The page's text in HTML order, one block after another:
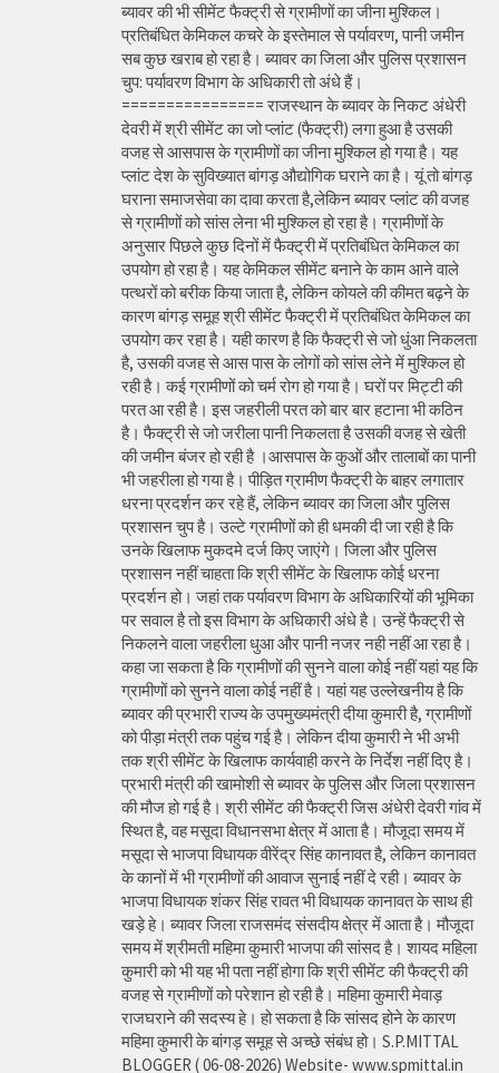
ब्यावर की भी सीमेंट फैक्ट्री से ग्रामीणों का जीना मुश्किल।
प्रतिबंधित केमिकल कचरे के इस्तेमाल से पर्यावरण, पानी जमीन
सब कुछ खराब हो रहा है। ब्यावर का जिला और पुलिस प्रशासन
चुप: पर्यावरण विभाग के अधिकारी तो अंधे हैं।
================ राजस्थान के ब्यावर के निकट अंधेरी
देवरी में श्री सीमेंट का जो प्लांट (फैक्ट्री) लगा हुआ है उसकी
वजह से आसपास के ग्रामीणों का जीना मुश्किल हो गया है। यह
प्लांट देश के सुविख्यात बांगड़ औद्योगिक घराने का है। यूं तो बांगड़
घराना समाजसेवा का दावा करता है,लेकिन ब्यावर प्लांट की वजह
से ग्रामीणों को सांस लेना भी मुश्किल हो रहा है। ग्रामीणों के
अनुसार पिछले कुछ दिनों में फैक्ट्री में प्रतिबंधित केमिकल का
उपयोग हो रहा है। यह केमिकल सीमेंट बनाने के काम आने वाले
पत्थरों को बरीक किया जाता है, लेकिन कोयले की कीमत बढ़ने के
कारण बांगड़ समूह श्री सीमेंट फैक्ट्री में प्रतिबंधित केमिकल का
उपयोग कर रहा है। यही कारण है कि फैक्ट्री से जो धुंआ निकलता
है, उसकी वजह से आस पास के लोगों को सांस लेने में मुश्किल हो
रही है। कई ग्रामीणों को चर्म रोग हो गया है। घरों पर मिट्टी की
परत आ रही है। इस जहरीली परत को बार बार हटाना भी कठिन
है। फैक्ट्री से जो जरीला पानी निकलता है उसकी वजह से खेती
की जमीन बंजर हो रही है ।आसपास के कुओं और तालाबों का पानी
भी जहरीला हो गया है। पीड़ित ग्रामीण फैक्ट्री के बाहर लगातार
धरना प्रदर्शन कर रहे हैं, लेकिन ब्यावर का जिला और पुलिस
प्रशासन चुप है। उल्टे ग्रामीणों को ही धमकी दी जा रही है कि
उनके खिलाफ मुकदमे दर्ज किए जाएंगे। जिला और पुलिस
प्रशासन नहीं चाहता कि श्री सीमेंट के खिलाफ कोई धरना
प्रदर्शन हो। जहां तक पर्यावरण विभाग के अधिकारियों की भूमिका
पर सवाल है तो इस विभाग के अधिकारी अंधे है। उन्हें फैक्ट्री से
निकलने वाला जहरीला धुआ और पानी नजर नही नहीं आ रहा है।
कहा जा सकता है कि ग्रामीणों की सुनने वाला कोई नहीं यहां यह कि
ग्रामीणों को सुनने वाला कोई नहीं है। यहां यह उल्लेखनीय है कि
ब्यावर की प्रभारी राज्य के उपमुख्यमंत्री दीया कुमारी है, ग्रामीणों
को पीड़ा मंत्री तक पहुंच गई है। लेकिन दीया कुमारी ने भी अभी
तक श्री सीमेंट के खिलाफ कार्यवाही करने के निर्देश नहीं दिए है।
प्रभारी मंत्री की खामोशी से ब्यावर के पुलिस और जिला प्रशासन
की मौज हो गई है। श्री सीमेंट की फैक्ट्री जिस अंधेरी देवरी गांव में
स्थित है, वह मसूदा विधानसभा क्षेत्र में आता है। मौजूदा समय में
मसूदा से भाजपा विधायक वीरेंद्र सिंह कानावत है, लेकिन कानावत
के कानों में भी ग्रामीणों की आवाज सुनाई नहीं दे रही। ब्यावर के
भाजपा विधायक शंकर सिंह रावत भी विधायक कानावत के साथ ही
खड़े हे। ब्यावर जिला राजसमंद संसदीय क्षेत्र में आता है। मौजूदा
समय में श्रीमती महिमा कुमारी भाजपा की सांसद है। शायद महिला
कुमारी को भी यह भी पता नहीं होगा कि श्री सीमेंट की फैक्ट्री की
वजह से ग्रामीणों को परेशान हो रही है। महिमा कुमारी मेवाड़
राजघराने की सदस्य हे। हो सकता है कि सांसद होने के कारण
महिमा कुमारी के बांगड़ समूह से अच्छे संबंध हो। S.P.MITTAL
BLOGGER ( 06-08-2026) Website- www.spmittal.in